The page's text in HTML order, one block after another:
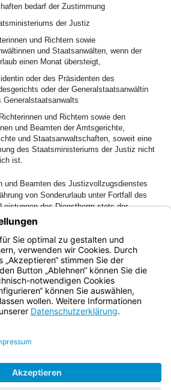
bedarf der Zustimmung
der Justiz
und Richtern sowie
und Staatsanwälten, wenn der
einen Monat übersteigt,
oder des Präsidenten des
oder der Generalstaatsanwältin
Generalstaatsanwalts
und Richtern sowie den
und Beamten der Amtsgerichte,
und Staatsanwaltschaften, soweit eine
des Staatsministeriums der Justiz nicht
ist.
und Beamten des Justizvollzugsdienstes
von Sonderurlaub unter Fortfall des
des Dienstherrn stets der
Staatsministeriums der Justiz.
und Prüfungsordnung für Juristen